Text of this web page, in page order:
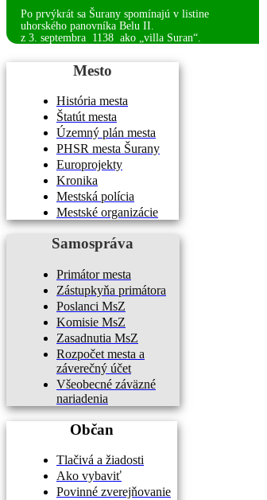
Po prvýkrát sa Šurany spomínajú v listine
uhorského panovníka Belu II.
z 3. septembra 1138 ako „villa Suran“.
Mesto
História mesta
Štatút mesta
Územný plán mesta
PHSR mesta Šurany
Europrojekty
Kronika
Mestská polícia
Mestské organizácie
Samospráva
Primátor mesta
Zástupkyňa primátora
Poslanci MsZ
Komisie MsZ
Zasadnutia MsZ
Rozpočet mesta a
záverečný účet
Všeobecné záväzné
nariadenia
Občan
Tlačivá a žiadosti
Ako vybaviť
Povinné zverejňovanie